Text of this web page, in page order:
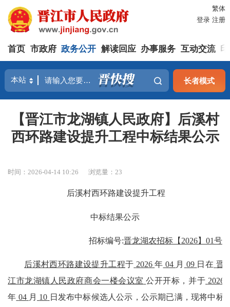
繁体
登录 注册
首页 市政府 政务公开 解读回应 办事服务 互动交流
长者模式
【晋江市龙湖镇人民政府】后溪村
西环路建设提升工程中标结果公示
时间：2026-04-14 10:26 浏览量：23
后溪村西环路建设提升工程
中标结果公示
招标编号:晋龙湖农招标【 2026】01号
后溪村西环路建设提升工程于 2026 年 04 月 09 日在 晋
江市龙湖镇人民政府商会一楼会议室 公开开标，并于 2026
年 04 月 10 日发布中标候选人公示，公示期已满，现将中标